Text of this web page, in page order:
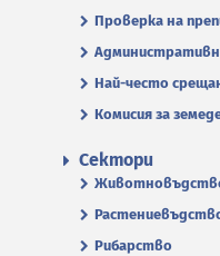
Проверка на
Най-често
Комисия за
Сектори
Рибарство